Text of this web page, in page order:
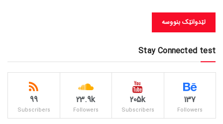
Stay Connected test
137
Followers
205k
Subscribers
23.9k
Followers
99
Subscribers